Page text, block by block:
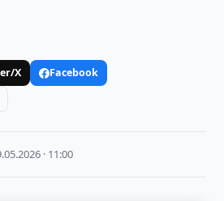
X
Facebook
· 11:00